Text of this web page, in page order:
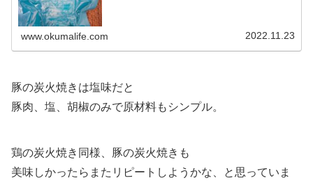
www.okumalife.com 2022.11.23
豚の炭火焼きは塩味だと
豚肉、塩、胡椒のみで原材料もシンプル。
鶏の炭火焼き同様、豚の炭火焼きも
美味しかったらまたリピートしようかな、と思っていま